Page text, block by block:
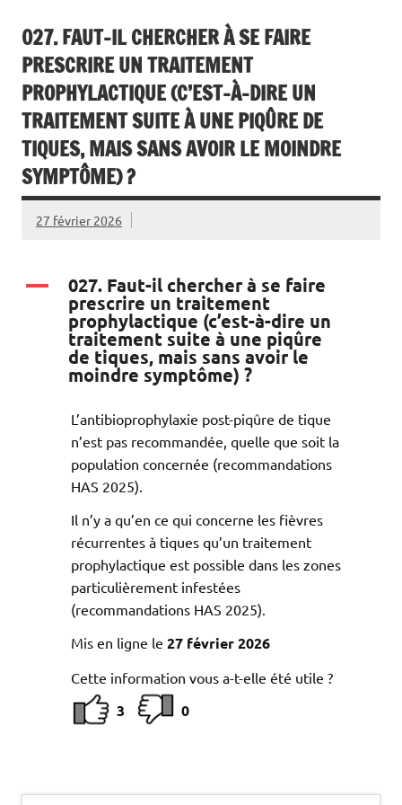
027. FAUT-IL CHERCHER À SE FAIRE
PRESCRIRE UN TRAITEMENT
PROPHYLACTIQUE (C’EST-À-DIRE UN
TRAITEMENT SUITE À UNE PIQÛRE DE
TIQUES, MAIS SANS AVOIR LE MOINDRE
SYMPTÔME) ?
27 février 2026
A 027. Faut-il chercher à se faire
prescrire un traitement
prophylactique (c’est-à-dire un
traitement suite à une piqûre
de tiques, mais sans avoir le
moindre symptôme) ?
L’antibioprophylaxie post-piqûre de tique
n’est pas recommandée, quelle que soit la
population concernée (recommandations
HAS 2025).
Il n’y a qu’en ce qui concerne les fièvres
récurrentes à tiques qu’un traitement
prophylactique est possible dans les zones
particulièrement infestées
(recommandations HAS 2025).
Mis en ligne le 27 février 2026
Cette information vous a-t-elle été utile ?
3 0